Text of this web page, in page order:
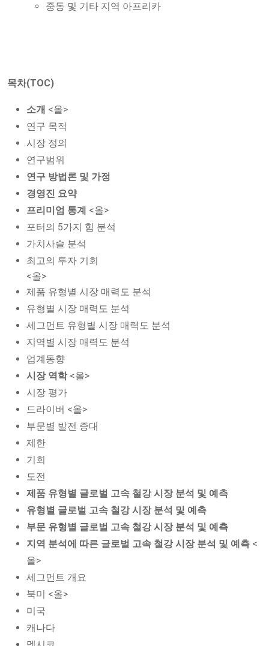
중동 및 기타 지역 아프리카
목차(TOC)
소개 <올>
연구 목적
시장 정의
연구범위
연구 방법론 및 가정
경영진 요약
프리미엄 통계 <올>
포터의 5가지 힘 분석
가치사슬 분석
최고의 투자 기회
<올>
제품 유형별 시장 매력도 분석
유형별 시장 매력도 분석
세그먼트 유형별 시장 매력도 분석
지역별 시장 매력도 분석
업계동향
시장 역학<올>
시장 평가
드라이버 <올>
부문별 발전 증대
제한
기회
도전
제품 유형별 글로벌 고속 철강 시장 분석 및 예측
유형별 글로벌 고속 철강 시장 분석 및 예측
부문 유형별 글로벌 고속 철강 시장 분석 및 예측
지역 분석에 따른 글로벌 고속 철강 시장 분석 및 예측 <
올>
세그먼트 개요
북미 <올>
미국
캐나다